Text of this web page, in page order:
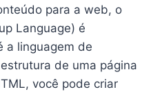
para a web, o
Language) é
a linguagem de
de uma página
você pode criar